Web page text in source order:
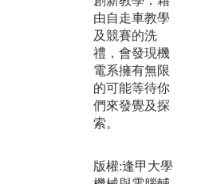
由自走車教學
及競賽的洗
禮，會發現機
電系擁有無限
的可能等待你
們來發覺及探
索。
版權:逢甲大學